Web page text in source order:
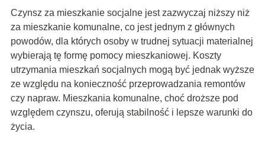
Czynsz za mieszkanie socjalne jest zazwyczaj niższy niż
za mieszkanie komunalne, co jest jednym z głównych
powodów, dla których osoby w trudnej sytuacji materialnej
wybierają tę formę pomocy mieszkaniowej. Koszty
utrzymania mieszkań socjalnych mogą być jednak wyższe
ze względu na konieczność przeprowadzania remontów
czy napraw. Mieszkania komunalne, choć droższe pod
względem czynszu, oferują stabilność i lepsze warunki do
życia.